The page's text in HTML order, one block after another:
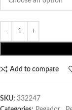
Add to compare
SKU: 332247